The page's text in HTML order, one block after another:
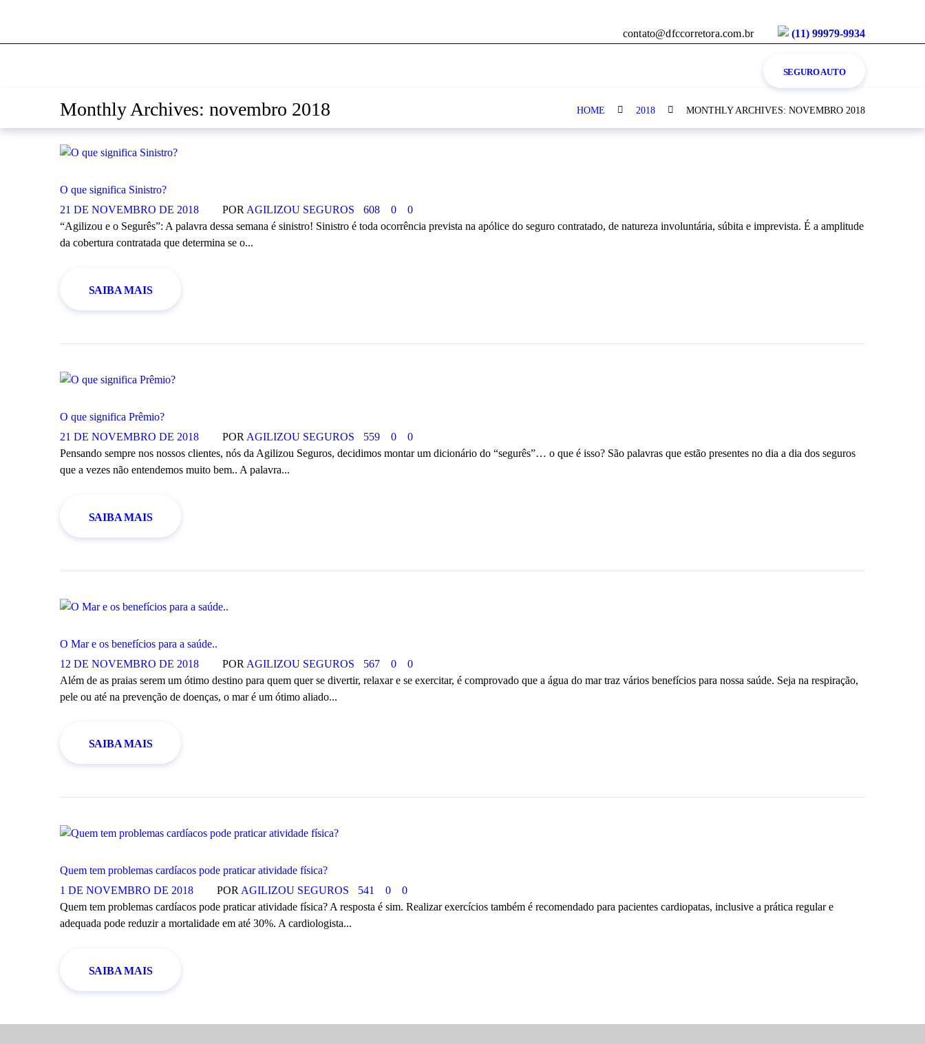
(11) 99979-9934
contato@dfccorretora.com.br
SEGURO AUTO
Monthly Archives: novembro 2018 HOME 2018 MONTHLY ARCHIVES: NOVEMBRO 2018
O que significa Sinistro?
21 DE NOVEMBRO DE 2018
PORAGILIZOU SEGUROS 608 0
0
“Agilizou e o Segurês”: A palavra dessa semana é sinistro! Sinistro é toda ocorrência prevista na apólice do seguro contratado, de natureza involuntária, súbita e imprevista. É a amplitude
da cobertura contratada que determina se o...
SAIBA MAIS
O que significa Prêmio?
21 DE NOVEMBRO DE 2018
POR AGILIZOU SEGUROS 559 0
0
Pensando sempre nos nossos clientes, nós da Agilizou Seguros, decidimos montar um dicionário do “segurês”… o que é isso? São palavras que estão presentes no dia a dia dos seguros
que a vezes não entendemos muito bem.. A palavra...
SAIBA MAIS
O Mar e os benefícios para a saúde..
12 DE NOVEMBRO DE 2018
POR AGILIZOU SEGUROS 567 0
0
Além de as praias serem um ótimo destino para quem quer se divertir, relaxar e se exercitar, é comprovado que a água do mar traz vários benefícios para nossa saúde. Seja na respiração,
pele ou até na prevenção de doenças, o mar é um ótimo aliado...
SAIBA MAIS
Quem tem problemas cardíacos pode praticar atividade física?
1 DE NOVEMBRO DE 2018
POR AGILIZOU SEGUROS 541 0
0
Quem tem problemas cardíacos pode praticar atividade física? A resposta é sim. Realizar exercícios também é recomendado para pacientes cardiopatas, inclusive a prática regular e
adequada pode reduzir a mortalidade em até 30%. A cardiologista...
SAIBA MAIS